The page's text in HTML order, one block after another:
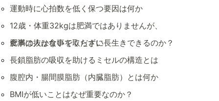
運動時に心拍数を低く保つ要因は何か
12歳・体重32kgは肥満ではありませんが、
食事は抜かないでください
肥満の人は食事を取らずに長生きできるのか？
長鎖脂肪の吸収を助けるミセルの構造とは
腹腔内・腸間膜脂肪（内臓脂肪）とは何か
BMIが低いことはなぜ重要なのか？